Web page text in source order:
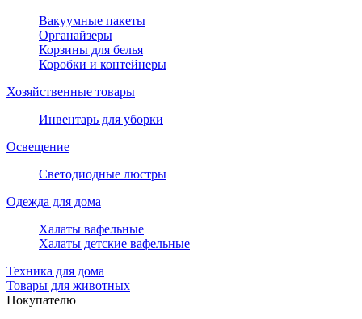
Вакуумные пакеты
Органайзеры
Корзины для белья
Коробки и контейнеры
Хозяйственные товары
Инвентарь для уборки
Освещение
Светодиодные люстры
Одежда для дома
Халаты вафельные
Халаты детские вафельные
Техника для дома
Товары для животных
Покупателю